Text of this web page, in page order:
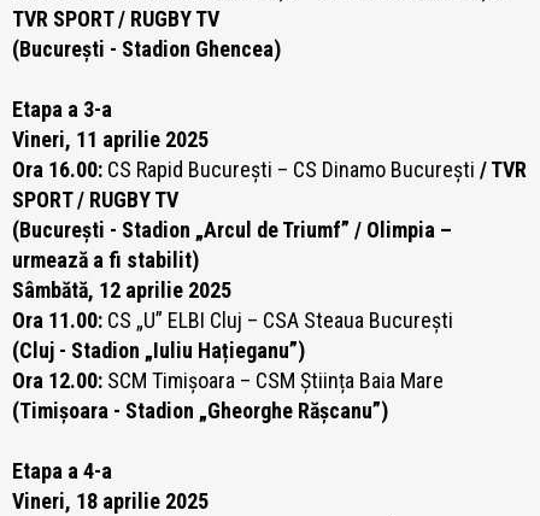
TVR SPORT / RUGBY TV
(București - Stadion Ghencea)
Etapa a 3-a
Vineri, 11 aprilie 2025
Ora 16.00: CS Rapid București – CS Dinamo București / TVR
SPORT / RUGBY TV
(București - Stadion „Arcul de Triumf” / Olimpia –
urmează a fi stabilit)
Sâmbătă, 12 aprilie 2025
Ora 11.00: CS „U” ELBI Cluj – CSA Steaua București
(Cluj - Stadion „Iuliu Hațieganu”)
Ora 12.00: SCM Timișoara – CSM Știința Baia Mare
(Timișoara - Stadion „Gheorghe Rășcanu”)
Etapa a 4-a
Vineri, 18 aprilie 2025